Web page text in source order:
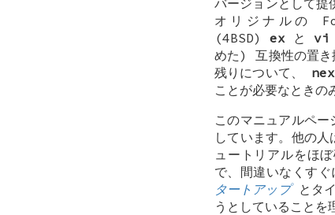
オリジナルの
(4BSD) ex と vi
めた) 互換性の置き
残りについて、 nex
ことが必要なときの
このマニュアルペー
しています。他の
ュートリアルをほ
で、間違いなくす
タートアップとタイ
うとしていることを